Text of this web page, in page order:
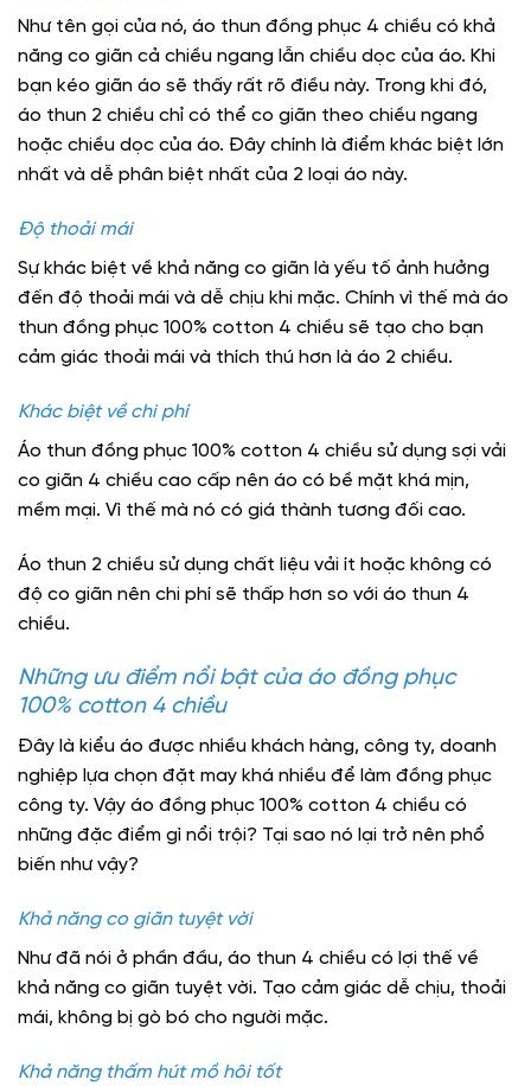
Như tên gọi của nó, áo thun đồng phục 4 chiều có khả
năng co giãn cả chiều ngang lẫn chiều dọc của áo. Khi
bạn kéo giãn áo sẽ thấy rất rõ điều này. Trong khi đó,
áo thun 2 chiều chỉ có thể co giãn theo chiều ngang
hoặc chiều dọc của áo. Đây chính là điểm khác biệt lớn
nhất và dễ phân biệt nhất của 2 loại áo này.
Độ thoải mái
Sự khác biệt về khả năng co giãn là yếu tố ảnh hưởng
đến độ thoải mái và dễ chịu khi mặc. Chính vì thế mà áo
thun đồng phục 100% cotton 4 chiều sẽ tạo cho bạn
cảm giác thoải mái và thích thú hơn là áo 2 chiều.
Khác biệt về chi phí
Áo thun đồng phục 100% cotton 4 chiều sử dụng sợi vải
co giãn 4 chiều cao cấp nên áo có bề mặt khá mịn,
mềm mại. Vì thế mà nó có giá thành tương đối cao.
Áo thun 2 chiều sử dụng chất liệu vải ít hoặc không có
độ co giãn nên chi phí sẽ thấp hơn so với áo thun 4
chiều.
Những ưu điểm nổi bật của áo đồng phục
100% cotton 4 chiều
Đây là kiểu áo được nhiều khách hàng, công ty, doanh
nghiệp lựa chọn đặt may khá nhiều để làm đồng phục
công ty. Vậy áo đồng phục 100% cotton 4 chiều có
những đặc điểm gì nổi trội? Tại sao nó lại trở nên phổ
biến như vậy?
Khả năng co giãn tuyệt vời
Như đã nói ở phần đầu, áo thun 4 chiều có lợi thế về
khả năng co giãn tuyệt vời. Tạo cảm giác dễ chịu, thoải
mái, không bị gò bó cho người mặc.
Khả năng thấm hút mồ hôi tốt